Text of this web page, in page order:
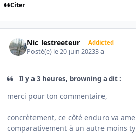
Citer
Nic_lestreeteur Addicted
Posté(e) le 20 juin 20233 a
Il y a 3 heures, browning a dit :
merci pour ton commentaire,
concrètement, ce côté enduro va
comparativement à un autre moins